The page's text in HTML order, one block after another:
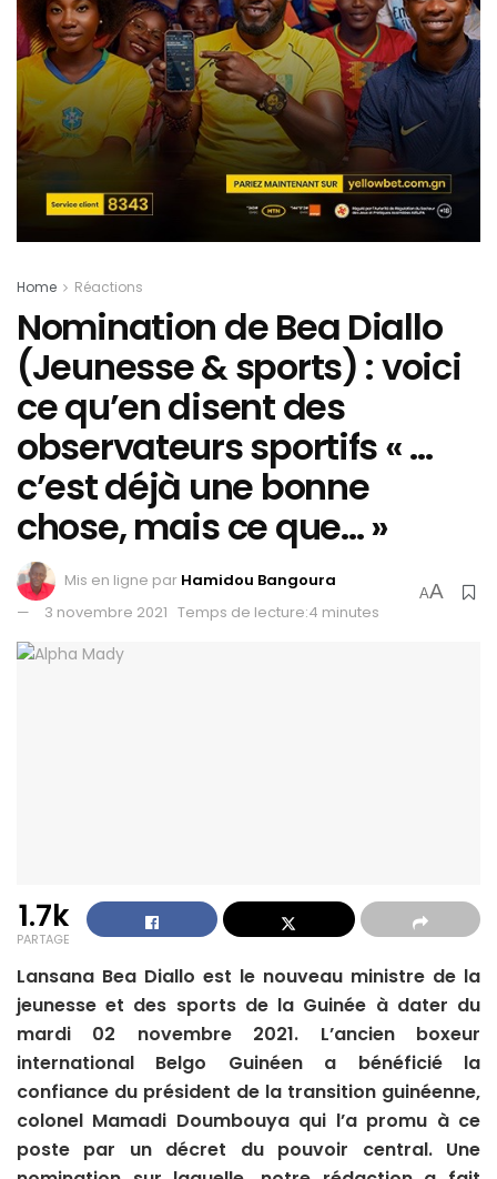
Home Réactions
Nomination de Bea Diallo
(Jeunesse & sports) : voici
ce qu’en disent des
observateurs sportifs « …
c’est déjà une bonne
chose, mais ce que… »
Mis en ligne par Hamidou Bangoura
3 novembre 2021 Temps de lecture:4 minutes
AA
1.7k
PARTAGE
Lansana Bea Diallo est le nouveau ministre de la
jeunesse et des sports de la Guinée à dater du
mardi 02 novembre 2021. L’ancien boxeur
international Belgo Guinéen a bénéficié la
confiance du président de la transition guinéenne,
colonel Mamadi Doumbouya qui l’a promu à ce
poste par un décret du pouvoir central. Une